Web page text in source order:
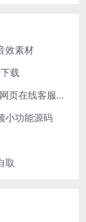
效素材
载
【视频教程】php客服在线IM源码 网页在线客服软件代码
小功能源码
取